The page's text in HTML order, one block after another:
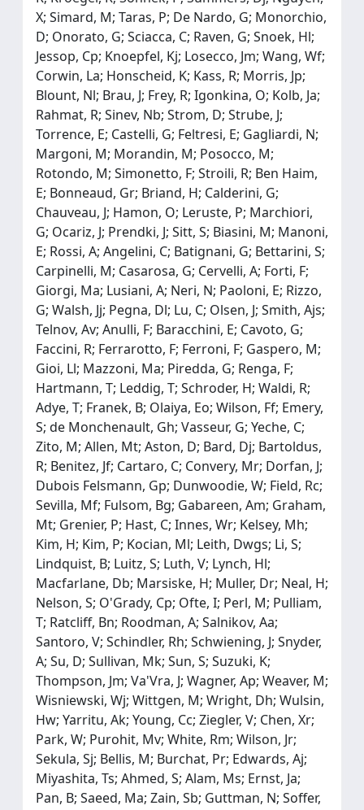
X; Simard, M; Taras, P; De Nardo, G; Monorchio,
D; Onorato, G; Sciacca, C; Raven, G; Snoek, Hl;
Jessop, Cp; Knoepfel, Kj; Losecco, Jm; Wang, Wf;
Corwin, La; Honscheid, K; Kass, R; Morris, Jp;
Blount, Nl; Brau, J; Frey, R; Igonkina, O; Kolb, Ja;
Rahmat, R; Sinev, Nb; Strom, D; Strube, J;
Torrence, E; Castelli, G; Feltresi, E; Gagliardi, N;
Margoni, M; Morandin, M; Posocco, M;
Rotondo, M; Simonetto, F; Stroili, R; Ben Haim,
E; Bonneaud, Gr; Briand, H; Calderini, G;
Chauveau, J; Hamon, O; Leruste, P; Marchiori,
G; Ocariz, J; Prendki, J; Sitt, S; Biasini, M; Manoni,
E; Rossi, A; Angelini, C; Batignani, G; Bettarini, S;
Carpinelli, M; Casarosa, G; Cervelli, A; Forti, F;
Giorgi, Ma; Lusiani, A; Neri, N; Paoloni, E; Rizzo,
G; Walsh, Jj; Pegna, Dl; Lu, C; Olsen, J; Smith, Ajs;
Telnov, Av; Anulli, F; Baracchini, E; Cavoto, G;
Faccini, R; Ferrarotto, F; Ferroni, F; Gaspero, M;
Gioi, Ll; Mazzoni, Ma; Piredda, G; Renga, F;
Hartmann, T; Leddig, T; Schroder, H; Waldi, R;
Adye, T; Franek, B; Olaiya, Eo; Wilson, Ff; Emery,
S; de Monchenault, Gh; Vasseur, G; Yeche, C;
Zito, M; Allen, Mt; Aston, D; Bard, Dj; Bartoldus,
R; Benitez, Jf; Cartaro, C; Convery, Mr; Dorfan, J;
Dubois Felsmann, Gp; Dunwoodie, W; Field, Rc;
Sevilla, Mf; Fulsom, Bg; Gabareen, Am; Graham,
Mt; Grenier, P; Hast, C; Innes, Wr; Kelsey, Mh;
Kim, H; Kim, P; Kocian, Ml; Leith, Dwgs; Li, S;
Lindquist, B; Luitz, S; Luth, V; Lynch, Hl;
Macfarlane, Db; Marsiske, H; Muller, Dr; Neal, H;
Nelson, S; O'Grady, Cp; Ofte, I; Perl, M; Pulliam,
T; Ratcliff, Bn; Roodman, A; Salnikov, Aa;
Santoro, V; Schindler, Rh; Schwiening, J; Snyder,
A; Su, D; Sullivan, Mk; Sun, S; Suzuki, K;
Thompson, Jm; Va'Vra, J; Wagner, Ap; Weaver, M;
Wisniewski, Wj; Wittgen, M; Wright, Dh; Wulsin,
Hw; Yarritu, Ak; Young, Cc; Ziegler, V; Chen, Xr;
Park, W; Purohit, Mv; White, Rm; Wilson, Jr;
Sekula, Sj; Bellis, M; Burchat, Pr; Edwards, Aj;
Miyashita, Ts; Ahmed, S; Alam, Ms; Ernst, Ja;
Pan, B; Saeed, Ma; Zain, Sb; Guttman, N; Soffer,